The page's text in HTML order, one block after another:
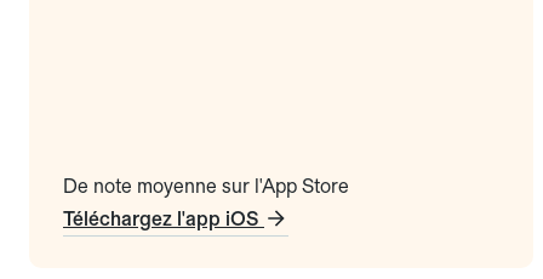
De note moyenne sur l'App Store
Téléchargez l'app iOS